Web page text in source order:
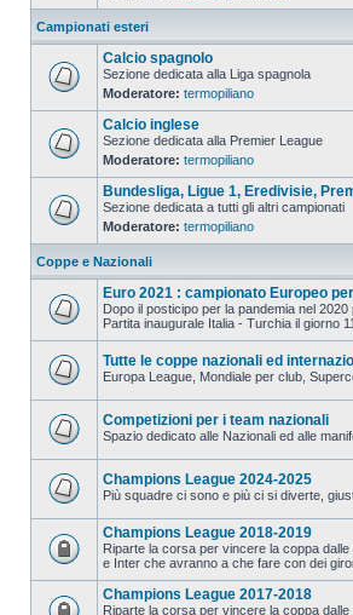
Campionati esteri
Calcio spagnolo
Sezione dedicata alla Liga spagnola
Moderatore: termopiliano
Calcio inglese
Sezione dedicata alla Premier League
Moderatore: termopiliano
Bundesliga, Ligue 1, Eredivisie,
Sezione dedicata a tutti gli altri campionati
Moderatore: termopiliano
Coppe e Nazionali
Euro 2021 : campionato Europeo
Dopo il posticipo per la pandemia nel
Partita inaugurale Italia - Turchia il giorno
Tutte le coppe nazionali ed
Europa League, Mondiale per club,
Competizioni per i team nazionali
Spazio dedicato alle Nazionali ed alle
Champions League 2024-2025
Più squadre ci sono e più ci si diverte,
Champions League 2018-2019
Riparte la corsa per vincere la coppa
e Inter che avranno a che fare con dei
Champions League 2017-2018
Riparte la corsa per vincere la coppa